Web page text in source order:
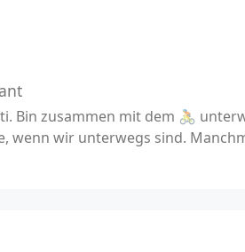
Bin zusammen mit dem 🚴
wenn wir unterwegs sind.